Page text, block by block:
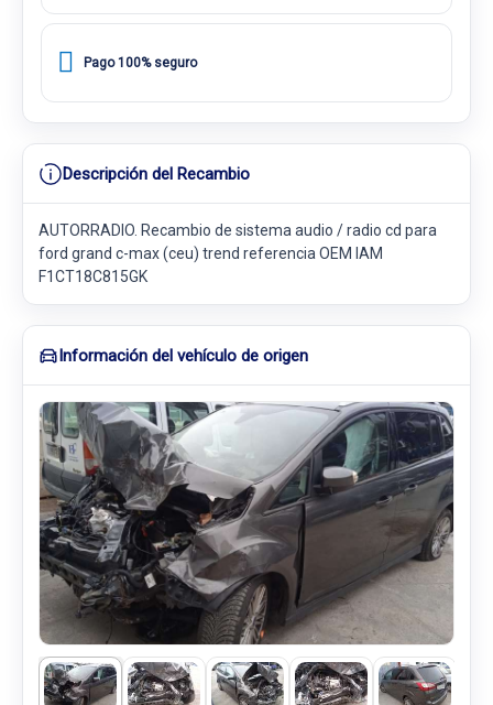
Pago 100% seguro
Descripción del Recambio
AUTORRADIO. Recambio de sistema audio / radio cd para
ford grand c-max (ceu) trend referencia OEM IAM
F1CT18C815GK
Información del vehículo de origen